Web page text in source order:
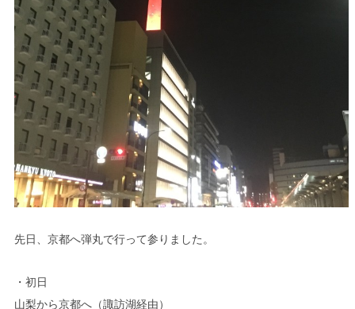
先日、京都へ弾丸で行って参りました。
・初日
山梨から京都へ（諏訪湖経由）